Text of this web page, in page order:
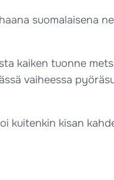
suomalaisena
kaiken tuonne
vaiheessa
kuitenkin kisan